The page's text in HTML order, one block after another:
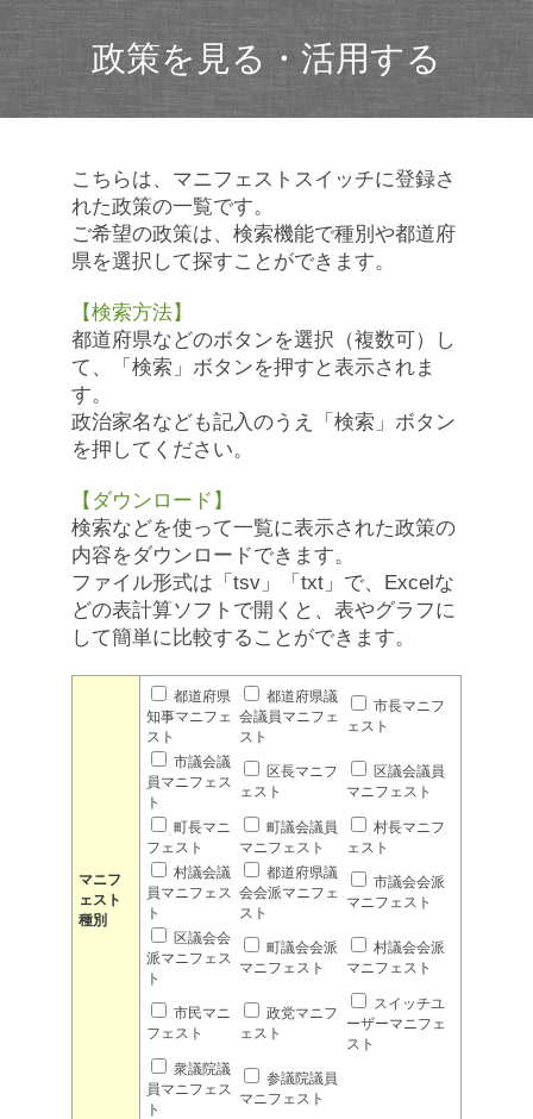
政策を見る・活用する
こちらは、マニフェストスイッチに登録さ
れた政策の一覧です。
ご希望の政策は、検索機能で種別や都道府
県を選択して探すことができます。
【検索方法】
都道府県などのボタンを選択（複数可）し
て、「検索」ボタンを押すと表示されま
す。
政治家名なども記入のうえ「検索」ボタン
を押してください。
【ダウンロード】
検索などを使って一覧に表示された政策の
内容をダウンロードできます。
ファイル形式は「tsv」「txt」で、Excelな
どの表計算ソフトで開くと、表やグラフに
して簡単に比較することができます。
マニフ
ェスト
種別
都道府県
知事マニフェ
スト
都道府県議
会議員マニフェ
スト
市長マニフ
ェスト
市議会議
員マニフェス
ト
区長マニフ
ェスト
区議会議員
マニフェスト
町長マニ
フェスト
町議会議員
マニフェスト
村長マニフ
ェスト
村議会議
員マニフェス
ト
都道府県議
会会派マニフェ
スト
市議会会派
マニフェスト
区議会会
派マニフェス
ト
町議会会派
マニフェスト
村議会会派
マニフェスト
市民マニ
フェスト
政党マニフ
ェスト
スイッチユ
ーザーマニフェ
スト
衆議院議
員マニフェス
ト
参議院議員
マニフェスト